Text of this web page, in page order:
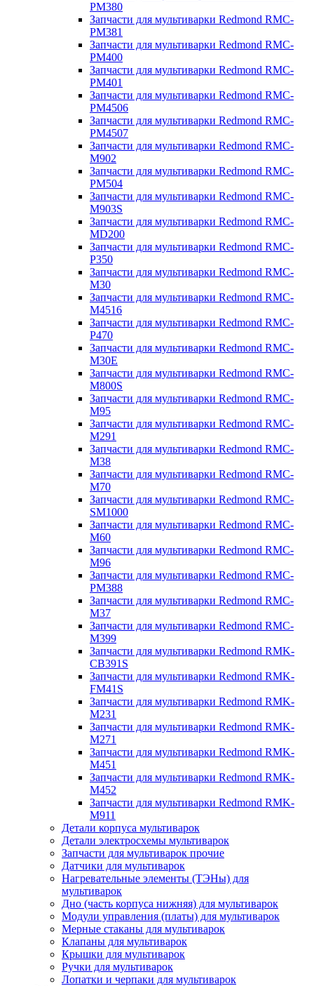
PM380
Запчасти для мультиварки Redmond RMC-
PM381
Запчасти для мультиварки Redmond RMC-
PM400
Запчасти для мультиварки Redmond RMC-
PM401
Запчасти для мультиварки Redmond RMC-
PM4506
Запчасти для мультиварки Redmond RMC-
PM4507
Запчасти для мультиварки Redmond RMC-
M902
Запчасти для мультиварки Redmond RMC-
PM504
Запчасти для мультиварки Redmond RMC-
M903S
Запчасти для мультиварки Redmond RMC-
MD200
Запчасти для мультиварки Redmond RMC-
P350
Запчасти для мультиварки Redmond RMC-
M30
Запчасти для мультиварки Redmond RMC-
M4516
Запчасти для мультиварки Redmond RMC-
P470
Запчасти для мультиварки Redmond RMC-
M30E
Запчасти для мультиварки Redmond RMC-
M800S
Запчасти для мультиварки Redmond RMC-
M95
Запчасти для мультиварки Redmond RMC-
M291
Запчасти для мультиварки Redmond RMC-
M38
Запчасти для мультиварки Redmond RMC-
M70
Запчасти для мультиварки Redmond RMC-
SM1000
Запчасти для мультиварки Redmond RMC-
M60
Запчасти для мультиварки Redmond RMC-
M96
Запчасти для мультиварки Redmond RMC-
PM388
Запчасти для мультиварки Redmond RMC-
M37
Запчасти для мультиварки Redmond RMC-
M399
Запчасти для мультиварки Redmond RMK-
CB391S
Запчасти для мультиварки Redmond RMK-
FM41S
Запчасти для мультиварки Redmond RMK-
M231
Запчасти для мультиварки Redmond RMK-
M271
Запчасти для мультиварки Redmond RMK-
M451
Запчасти для мультиварки Redmond RMK-
M452
Запчасти для мультиварки Redmond RMK-
M911
Детали корпуса мультиварок
Детали электросхемы мультиварок
Запчасти для мультиварок прочие
Датчики для мультиварок
Нагревательные элементы (ТЭНы) для
мультиварок
Дно (часть корпуса нижняя) для мультиварок
Модули управления (платы) для мультиварок
Мерные стаканы для мультиварок
Клапаны для мультиварок
Крышки для мультиварок
Ручки для мультиварок
Лопатки и черпаки для мультиварок